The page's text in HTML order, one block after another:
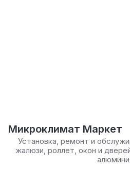
Микроклимат Маркет
Установка, ремонт и
жалюзи, роллет, окон и